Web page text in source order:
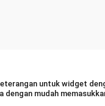
untuk widget
mudah